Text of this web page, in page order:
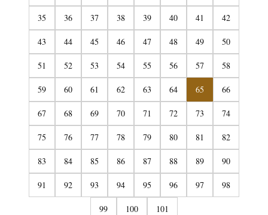
35 36 37 38 39 40 41 42
43 44 45 46 47 48 49 50
51 52 53 54 55 56 57 58
59 60 61 62 63 64 65 66
67 68 69 70 71 72 73 74
75 76 77 78 79 80 81 82
83 84 85 86 87 88 89 90
91 92 93 94 95 96 97 98
99 100 101